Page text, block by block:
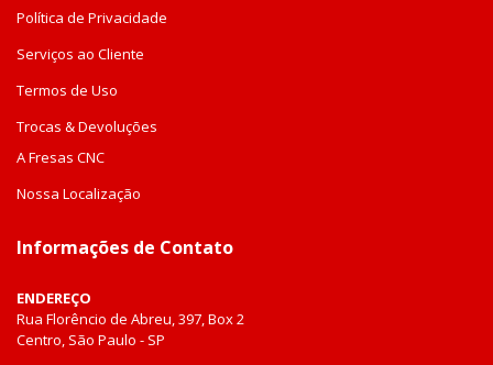
Política de Privacidade
Serviços ao Cliente
Termos de Uso
Trocas & Devoluções
A Fresas CNC
Nossa Localização
Informações de Contato
ENDEREÇO
Rua Florêncio de Abreu, 397, Box 2
Centro, São Paulo - SP